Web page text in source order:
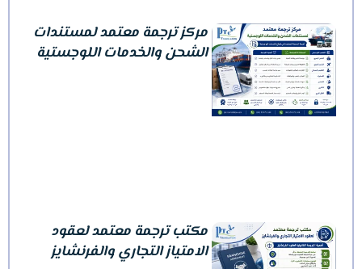
مركز ترجمة معتمد لمستندات
الشحن والخدمات اللوجستية
مكتب ترجمة معتمد لعقود
الامتياز التجاري والفرنشايز